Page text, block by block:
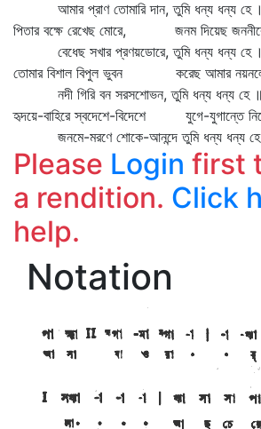
আমার প্রাণ তোমারি দান, তুমি ধন্য ধন্য হে
পিতার বক্ষে রেখেছ মোরে, জনম দিয়েছ
বেধেছ সখার প্রণয়ডোরে, তুমি ধন্য ধন্য হে
তোমার বিশাল বিপুল ভুবন করেছ আমার
নদী গিরি বন সরসশোভন, তুমি ধন্য ধন্য হে ॥
হৃদয়ে-বাহিরে স্বদেশে-বিদেশে যুগে-যুগান্তে
জনমে-মরণে শোকে-আনন্দে তুমি ধন্য ধন্য
Please Login first
a rendition. Click
help.
Notation